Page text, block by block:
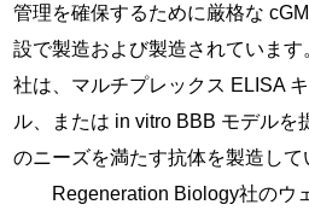
管理を確保するために厳格な
設で製造および製造されています
社は、マルチプレックス ELISA
ル、または in vitro BBB モデルを
のニーズを満たす抗体を製造して
Regeneration Biology社のウェ